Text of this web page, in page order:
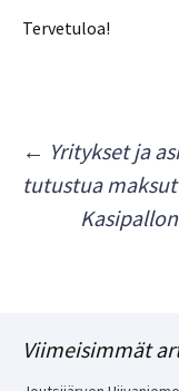
Tervetuloa!
selaus
← Yritykset ja
tutustua
Viimeisimmät